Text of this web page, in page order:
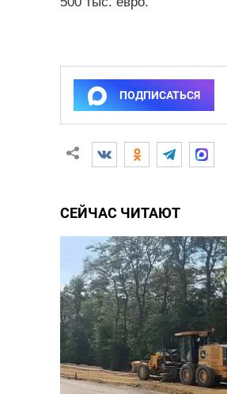
ПОДПИСАТЬСЯ
СЕЙЧАС ЧИТАЮТ